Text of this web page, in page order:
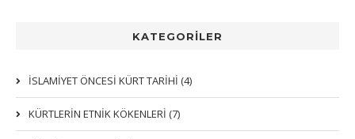
KATEGORİLER
İSLAMİYET ÖNCESİ KÜRT TARİHİ (4)
KÜRTLERIN ETNIK KÖKENLERI (7)